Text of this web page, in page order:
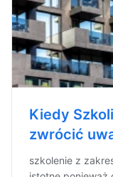
Kiedy
zwrócić
szkolenie z